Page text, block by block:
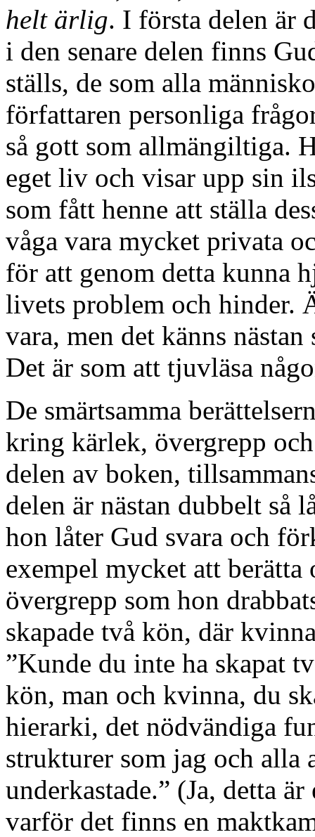
helt ärlig. I första delen är
i den senare delen finns
ställs, de som alla
författaren personliga
så gott som allmängiltiga.
eget liv och visar upp sin
som fått henne att ställa
våga vara mycket privata
för att genom detta kunna
livets problem och hinder.
vara, men det känns
Det är som att tjuvläsa
De smärtsamma
kring kärlek, övergrepp
delen av boken,
delen är nästan dubbelt så
hon låter Gud svara och
exempel mycket att
övergrepp som hon
skapade två kön, där
”Kunde du inte ha skapat
kön, man och kvinna, du
hierarki, det nödvändiga
strukturer som jag och alla
underkastade.” (Ja, detta
varför det finns en